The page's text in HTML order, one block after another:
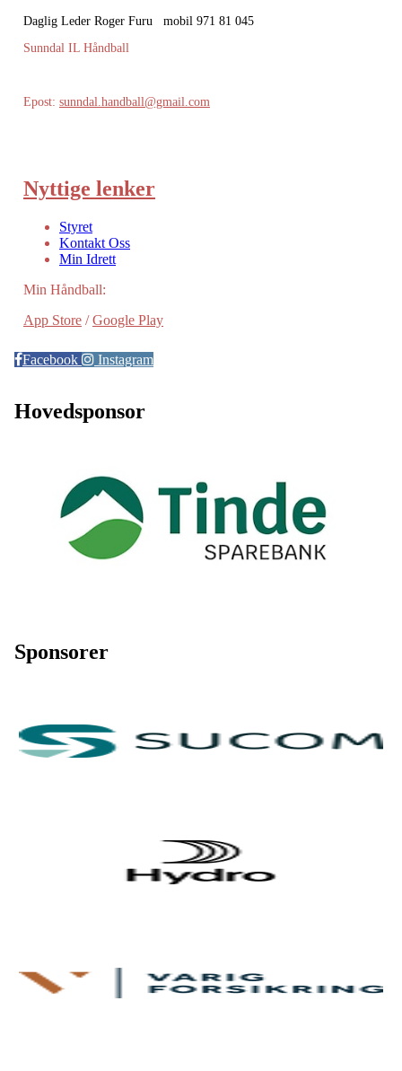
Daglig Leder Roger Furu mobil 971 81 045
Sunndal IL Håndball
Epost: sunndal.handball@gmail.com
Nyttige lenker
Styret
Kontakt Oss
Min Idrett
Min Håndball:
App Store /Google Play
Facebook Instagram
Hovedsponsor
Sponsorer